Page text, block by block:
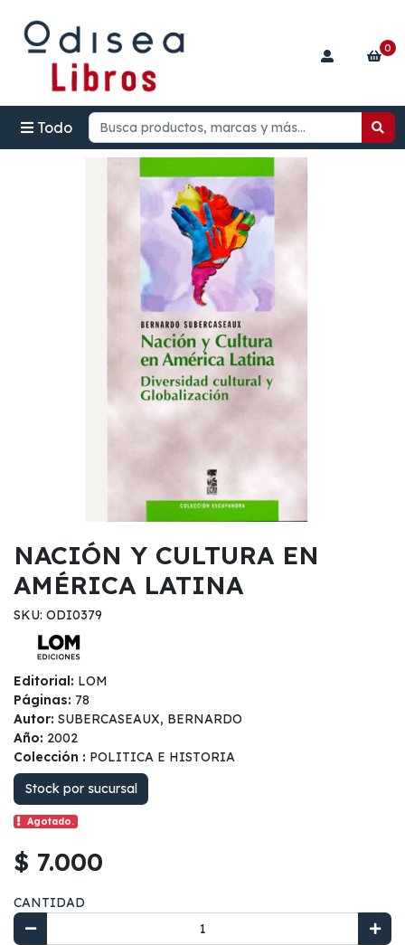
Todo
0
NACIÓN Y CULTURA EN
AMÉRICA LATINA
SKU: ODI0379
Editorial: LOM
Páginas: 78
Autor: SUBERCASEAUX, BERNARDO
Año: 2002
Colección : POLITICA E HISTORIA
Stock por sucursal
Agotado.
$ 7.000
CANTIDAD